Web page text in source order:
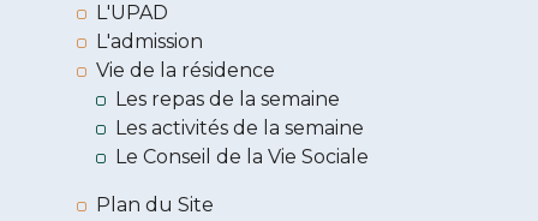
L'UPAD
L'admission
Vie de la résidence
Les repas de la semaine
Les activités de la semaine
Le Conseil de la Vie Sociale
Plan du Site